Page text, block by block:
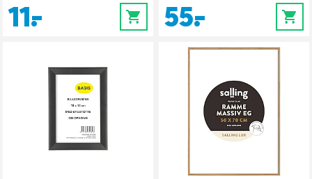
11,- 0 55,- 0